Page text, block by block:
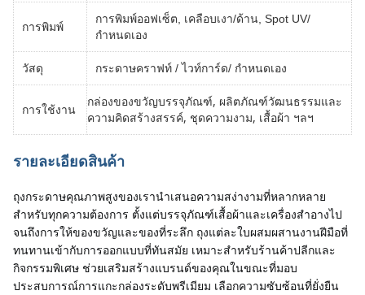
การพิมพ์
การพิมพ์ออฟเซ็ต, เคลือบเงา/ด้าน, Spot UV/
กำหนดเอง
วัสดุ กระดาษคราฟท์ / ไวท์การ์ด/ กำหนดเอง
การใช้งาน
กล่องของขวัญบรรจุภัณฑ์, ผลิตภัณฑ์วัฒนธรรมและ
ความคิดสร้างสรรค์, ชุดความงาม, เสื้อผ้า ฯลฯ
รายละเอียดสินค้า
ถุงกระดาษคุณภาพสูงของเรานำเสนอความสง่างามที่หลากหลาย
สำหรับทุกความต้องการ ตั้งแต่บรรจุภัณฑ์เสื้อผ้าและเครื่องสำอางไป
จนถึงการให้ของขวัญและของที่ระลึก ถุงแต่ละใบผสมผสานงานฝีมือที่
ทนทานเข้ากับการออกแบบที่ทันสมัย เหมาะสำหรับร้านค้าปลีกและ
กิจกรรมพิเศษ ช่วยเสริมสร้างแบรนด์ของคุณในขณะที่มอบ
ประสบการณ์การแกะกล่องระดับพรีเมียม เลือกความซับซ้อนที่ยั่งยืน